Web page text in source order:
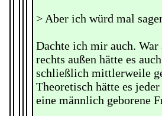
> Aber ich würd mal
Dachte ich mir auch.
rechts außen hätte es
schließlich mittlerweile
Theoretisch hätte es
eine männlich geborene